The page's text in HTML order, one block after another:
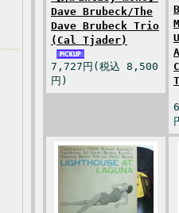
Dave Brubeck/The
Dave Brubeck Trio
(Cal Tjader)
7,727円(税込 8,500
円)